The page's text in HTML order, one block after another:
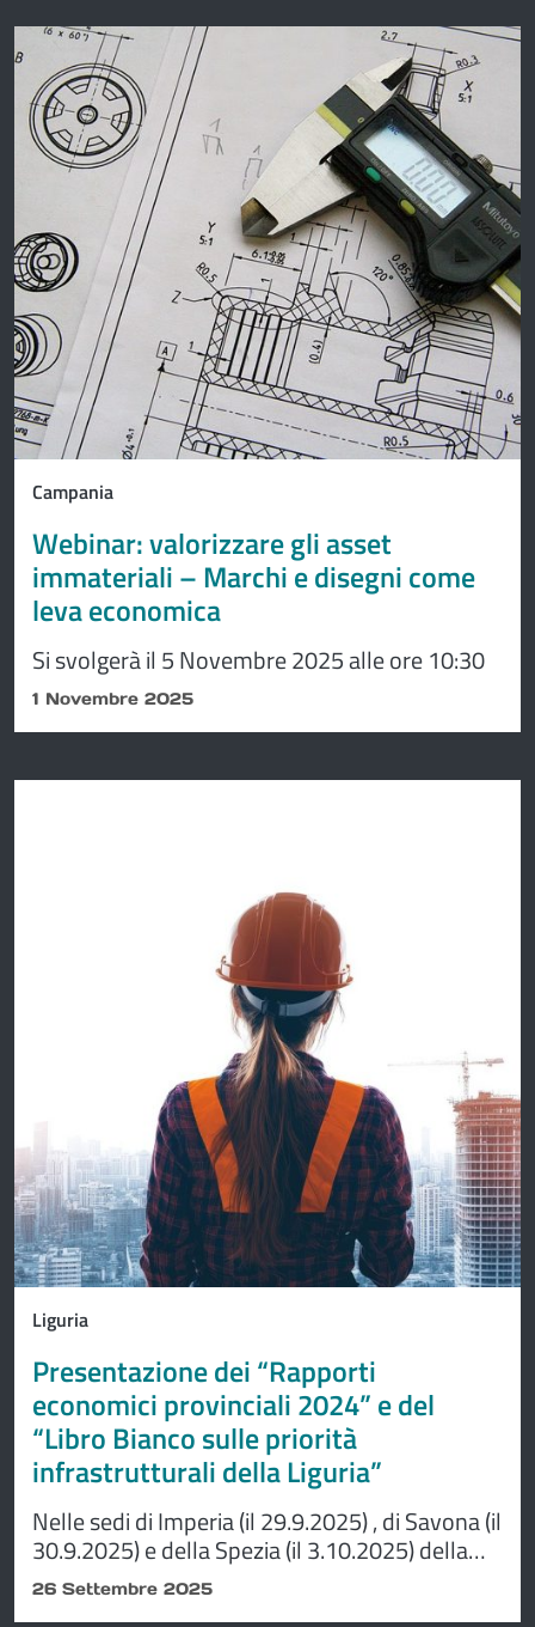
Campania
Webinar: valorizzare gli asset
immateriali – Marchi e disegni come
leva economica
Si svolgerà il 5 Novembre 2025 alle ore 10:30
1 Novembre 2025
Liguria
Presentazione dei “Rapporti
economici provinciali 2024” e del
“Libro Bianco sulle priorità
infrastrutturali della Liguria”
Nelle sedi di Imperia (il 29.9.2025) , di Savona (il
30.9.2025) e della Spezia (il 3.10.2025) della
Camera di Commercio Riviere di Liguria,
vengono presentati i “Rapporti economici
26 Settembre 2025